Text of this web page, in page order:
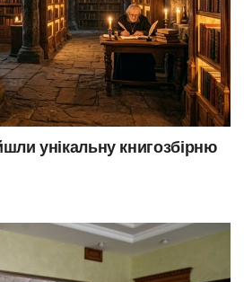
унікальну книгозбірню